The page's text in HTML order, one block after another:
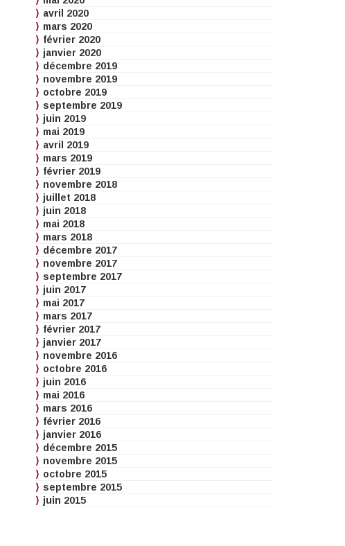
avril 2020
mars 2020
février 2020
janvier 2020
décembre 2019
novembre 2019
octobre 2019
septembre 2019
juin 2019
mai 2019
avril 2019
mars 2019
février 2019
novembre 2018
juillet 2018
juin 2018
mai 2018
mars 2018
décembre 2017
novembre 2017
septembre 2017
juin 2017
mai 2017
mars 2017
février 2017
janvier 2017
novembre 2016
octobre 2016
juin 2016
mai 2016
mars 2016
février 2016
janvier 2016
décembre 2015
novembre 2015
octobre 2015
septembre 2015
juin 2015